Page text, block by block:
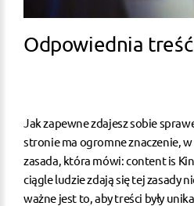
Odpowiednia
Jak zapewne zdajesz sobie
stronie ma ogromne znaczenie,
zasada, która mówi: content is
ciągle ludzie zdają się tej zasady
ważne jest to, aby treści były